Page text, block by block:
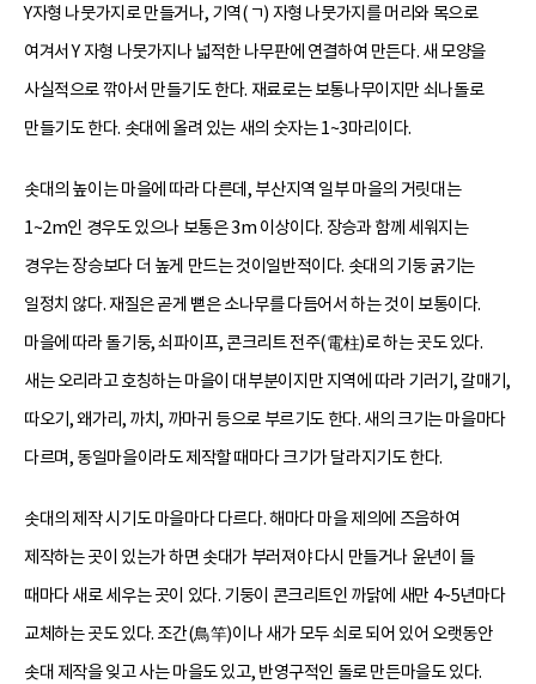
Y자형 나뭇가지로 만들거나, 기역(ㄱ) 자형 나뭇가지를 머리와 목으로
여겨서 Y 자형 나뭇가지나 넓적한 나무판에 연결하여 만든다. 새 모양을
사실적으로 깎아서 만들기도 한다. 재료로는 보통나무이지만 쇠나돌로
만들기도 한다. 솟대에 올려 있는 새의 숫자는 1~3마리이다.
솟대의 높이는 마을에 따라 다른데, 부산지역 일부 마을의 거릿대는
1~2m인 경우도 있으나 보통은 3m 이상이다. 장승과 함께 세워지는
경우는 장승보다 더 높게 만드는 것이일반적이다. 솟대의 기둥 굵기는
일정치 않다. 재질은 곧게 뻗은 소나무를 다듬어서 하는 것이 보통이다.
마을에 따라 돌기둥, 쇠파이프, 콘크리트 전주(電柱)로 하는 곳도 있다.
새는 오리라고 호칭하는 마을이 대부분이지만 지역에 따라 기러기, 갈매기,
따오기, 왜가리, 까치, 까마귀 등으로 부르기도 한다. 새의 크기는 마을마다
다르며, 동일마을이라도 제작할 때마다 크기가 달라지기도 한다.
솟대의 제작 시기도 마을마다 다르다. 해마다 마을 제의에 즈음하여
제작하는 곳이 있는가 하면 솟대가 부러져야 다시 만들거나 윤년이 들
때마다 새로 세우는 곳이 있다. 기둥이 콘크리트인 까닭에 새만 4~5년마다
교체하는 곳도 있다. 조간(鳥竿)이나 새가 모두 쇠로 되어 있어 오랫동안
솟대 제작을 잊고 사는 마을도 있고, 반영구적인 돌로 만든마을도 있다.